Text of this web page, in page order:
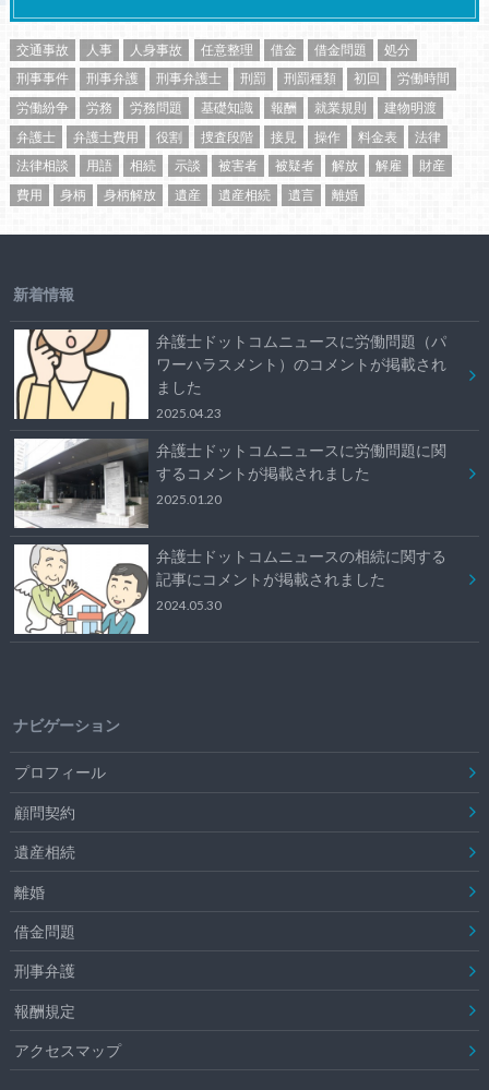
交通事故 人事 人身事故 任意整理 借金 借金問題
処分
刑事事件
刑事弁護 刑事弁護士 刑罰 刑罰種類 初回
労働時間
労働紛争
労務 労務問題 基礎知識 報酬 就業規則
建物明渡
弁護士
弁護士費用 役割 捜査段階 接見 操作 料金表
法律
法律相談
用語 相続 示談 被害者 被疑者 解放 解雇
財産
費用
身柄 身柄解放 遺産 遺産相続 遺言 離婚
新着情報
弁護士ドットコムニュースに労働問題（パ
ワーハラスメント）のコメントが掲載され
ました
2025.04.23
弁護士ドットコムニュースに労働問題に関
するコメントが掲載されました
2025.01.20
弁護士ドットコムニュースの相続に関する
記事にコメントが掲載されました
2024.05.30
ナビゲーション
プロフィール
顧問契約
遺産相続
離婚
借金問題
刑事弁護
報酬規定
アクセスマップ